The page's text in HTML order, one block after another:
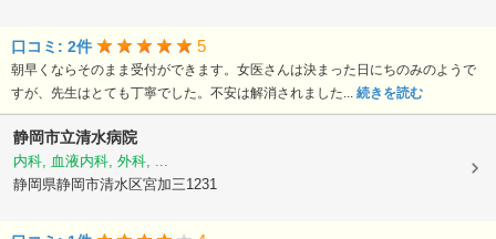
口コミ: 2件 5
朝早くならそのまま受付ができます。女医さんは決まった日にちのみのようで
すが、先生はとても丁寧でした。不安は解消されました... 続きを読む
静岡市立清水病院
内科, 血液内科, 外科, ...
静岡県静岡市清水区宮加三1231